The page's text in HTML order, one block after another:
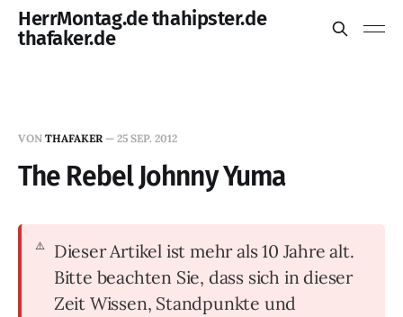
HerrMontag.de thahipster.de
thafaker.de
VON THAFAKER — 25 SEP. 2012
The Rebel Johnny Yuma
Dieser Artikel ist mehr als 10 Jahre alt.
Bitte beachten Sie, dass sich in dieser
Zeit Wissen, Standpunkte und